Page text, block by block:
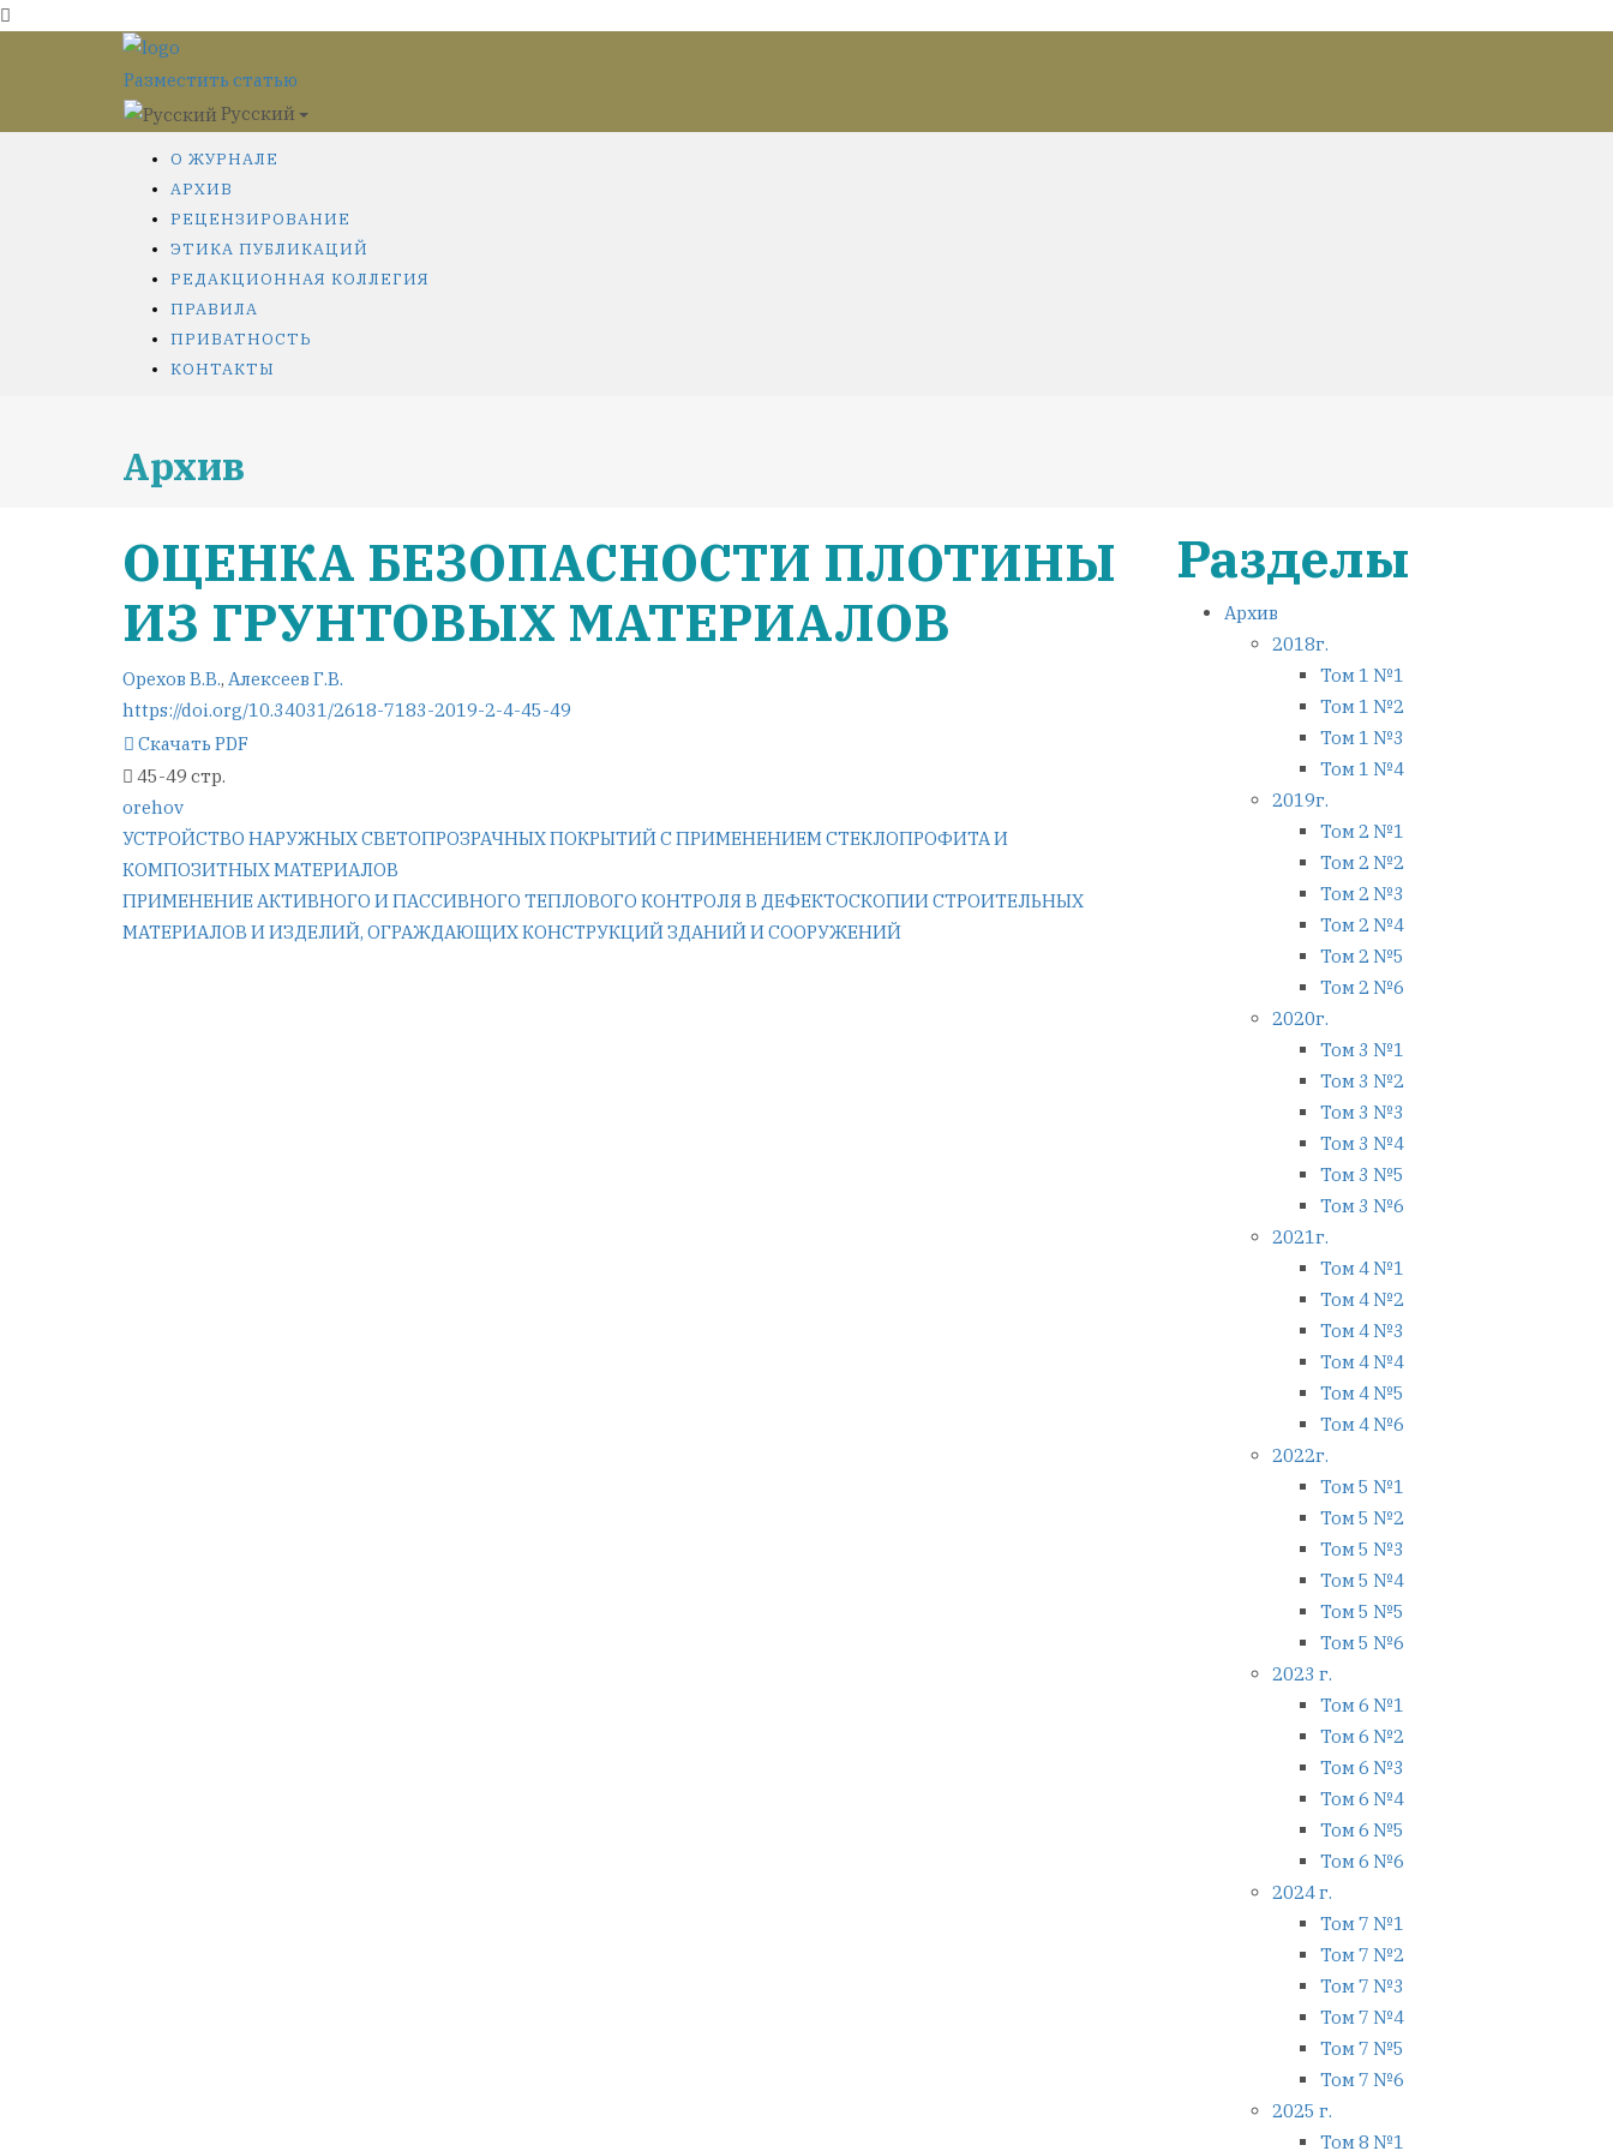
Разместить статью
Русский
О ЖУРНАЛЕ
АРХИВ
РЕЦЕНЗИРОВАНИЕ
ЭТИКА ПУБЛИКАЦИЙ
РЕДАКЦИОННАЯ КОЛЛЕГИЯ
ПРАВИЛА
ПРИВАТНОСТЬ
КОНТАКТЫ
Архив
ОЦЕНКА БЕЗОПАСНОСТИ ПЛОТИНЫ
ИЗ ГРУНТОВЫХ МАТЕРИАЛОВ
Орехов В.В., Алексеев Г.В.
https://doi.org/10.34031/2618-7183-2019-2-4-45-49
Скачать PDF
45-49 стр.
orehov
Навигация
по
записям
УСТРОЙСТВО НАРУЖНЫХ СВЕТОПРОЗРАЧНЫХ ПОКРЫТИЙ С ПРИМЕНЕНИЕМ СТЕКЛОПРОФИТА И
КОМПОЗИТНЫХ МАТЕРИАЛОВ
ПРИМЕНЕНИЕ АКТИВНОГО И ПАССИВНОГО ТЕПЛОВОГО КОНТРОЛЯ В ДЕФЕКТОСКОПИИ СТРОИТЕЛЬНЫХ
МАТЕРИАЛОВ И ИЗДЕЛИЙ, ОГРАЖДАЮЩИХ КОНСТРУКЦИЙ ЗДАНИЙ И СООРУЖЕНИЙ
Разделы
Архив
2018г.
Том 1 №1
Том 1 №2
Том 1 №3
Том 1 №4
2019г.
Том 2 №1
Том 2 №2
Том 2 №3
Том 2 №4
Том 2 №5
Том 2 №6
2020г.
Том 3 №1
Том 3 №2
Том 3 №3
Том 3 №4
Том 3 №5
Том 3 №6
2021г.
Том 4 №1
Том 4 №2
Том 4 №3
Том 4 №4
Том 4 №5
Том 4 №6
2022г.
Том 5 №1
Том 5 №2
Том 5 №3
Том 5 №4
Том 5 №5
Том 5 №6
2023 г.
Том 6 №1
Том 6 №2
Том 6 №3
Том 6 №4
Том 6 №5
Том 6 №6
2024 г.
Том 7 №1
Том 7 №2
Том 7 №3
Том 7 №4
Том 7 №5
Том 7 №6
2025 г.
Том 8 №1